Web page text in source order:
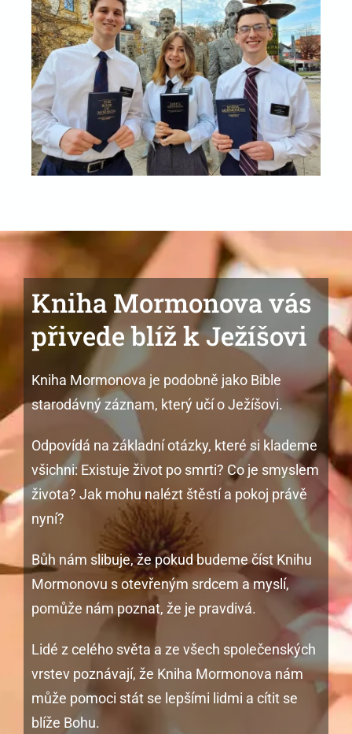
Kniha Mormonova vás
přivede blíž k Ježíšovi
Kniha Mormonova je podobně jako Bible
starodávný záznam, který učí o Ježíšovi.
Odpovídá na základní otázky, které si klademe
všichni: Existuje život po smrti? Co je smyslem
života? Jak mohu nalézt štěstí a pokoj právě
nyní?
Bůh nám slibuje, že pokud budeme číst Knihu
Mormonovu s otevřeným srdcem a myslí,
pomůže nám poznat, že je pravdivá.
Lidé z celého světa a ze všech společenských
vrstev poznávají, že Kniha Mormonova nám
může pomoci stát se lepšími lidmi a cítit se
blíže Bohu.